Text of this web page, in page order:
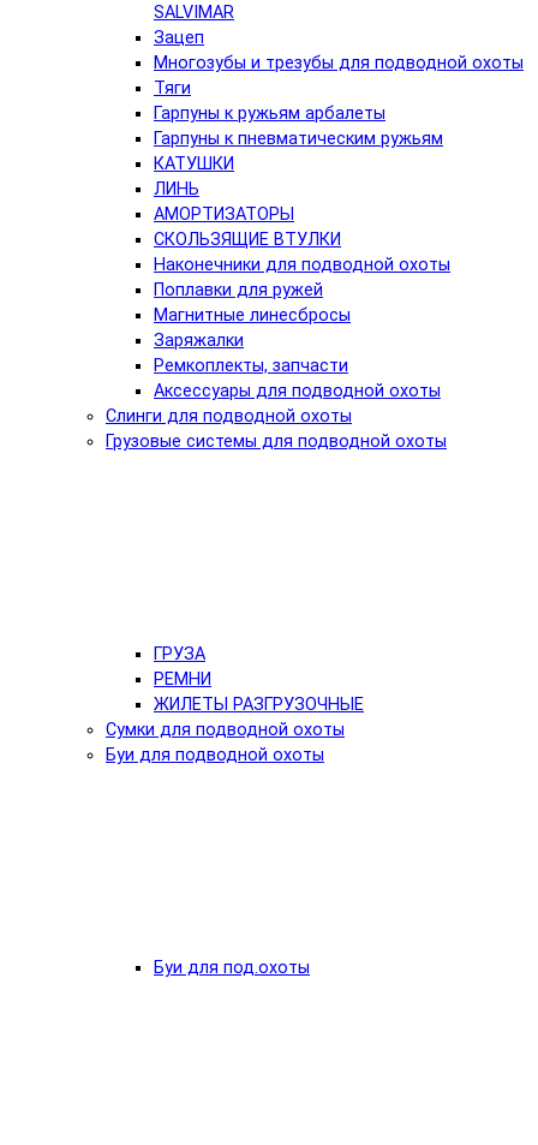
SALVIMAR
Зацеп
Многозубы и трезубы для подводной охоты
Тяги
Гарпуны к ружьям арбалеты
Гарпуны к пневматическим ружьям
КАТУШКИ
ЛИНЬ
АМОРТИЗАТОРЫ
СКОЛЬЗЯЩИЕ ВТУЛКИ
Наконечники для подводной охоты
Поплавки для ружей
Магнитные линесбросы
Заряжалки
Ремкоплекты, запчасти
Аксессуары для подводной охоты
Слинги для подводной охоты
Грузовые системы для подводной охоты
ГРУЗА
РЕМНИ
ЖИЛЕТЫ РАЗГРУЗОЧНЫЕ
Сумки для подводной охоты
Буи для подводной охоты
Буи для под.охоты